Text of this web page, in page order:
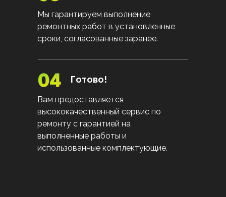
Мы гарантируем выполнение
ремонтных работ в установленные
сроки, согласованные заранее.
Готово!
Вам предоставляется
высококачественный сервис по
ремонту с гарантией на
выполненные работы и
использованные комплектующие.